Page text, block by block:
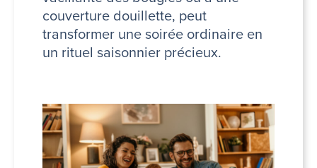
couverture douillette, peut
transformer une soirée ordinaire en
un rituel saisonnier précieux.